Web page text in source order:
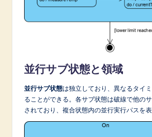
並行サブ状態と領域
並行サブ状態は独立しており、異なるタイ
ることができる。各サブ状態は破線で他の
されており、複合状態内の並行実行パスを表